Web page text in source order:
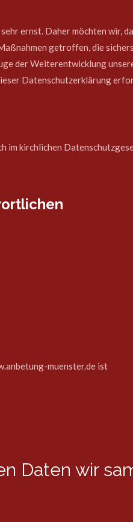
ernst. Daher möchten wir,
getroffen, die
der Weiterentwicklung
Datenschutzerklärung
im kirchlichen
muenster.de ist
Daten wir